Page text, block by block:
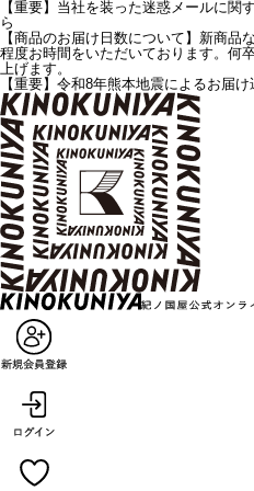
【重要】当社を装った迷惑メールに
ら
【商品のお届け日数について】新商品
程度お時間をいただいております。何
上げます。
【重要】令和8年熊本地震によるお届